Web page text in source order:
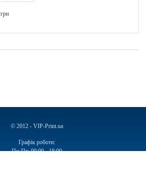
грн
© 2012 - VIP-Print.ua
Графік роботи:
Пн-Пт: 09:00 - 18:00